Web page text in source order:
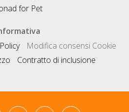
for Pet
Modifica consensi Cookie
Contratto di inclusione